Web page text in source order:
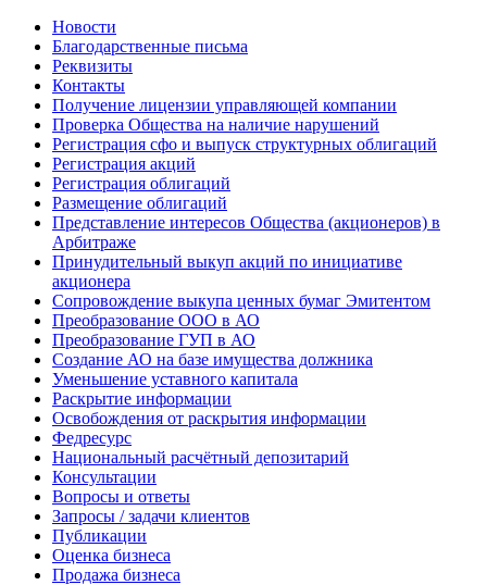
Новости
Благодарственные письма
Реквизиты
Контакты
Получение лицензии управляющей компании
Проверка Общества на наличие нарушений
Регистрация сфо и выпуск структурных облигаций
Регистрация акций
Регистрация облигаций
Размещение облигаций
Представление интересов Общества (акционеров) в
Арбитраже
Принудительный выкуп акций по инициативе
акционера
Сопровождение выкупа ценных бумаг Эмитентом
Преобразование ООО в АО
Преобразование ГУП в АО
Создание АО на базе имущества должника
Уменьшение уставного капитала
Раскрытие информации
Освобождения от раскрытия информации
Федресурс
Национальный расчётный депозитарий
Консультации
Вопросы и ответы
Запросы / задачи клиентов
Публикации
Оценка бизнеса
Продажа бизнеса